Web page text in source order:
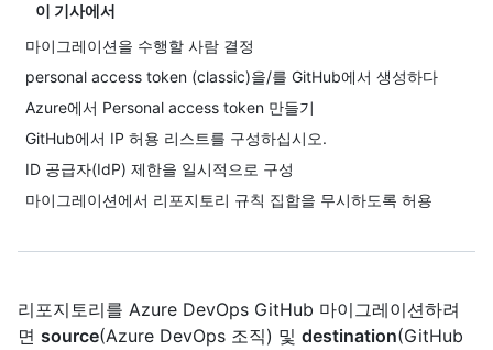
이 기사에서
마이그레이션을 수행할 사람 결정
personal access token (classic)을/를 GitHub에서 생성하다
Azure에서 Personal access token 만들기
GitHub에서 IP 허용 리스트를 구성하십시오.
ID 공급자(IdP) 제한을 일시적으로 구성
마이그레이션에서 리포지토리 규칙 집합을 무시하도록 허용
리포지토리를 Azure DevOps GitHub 마이그레이션하려
면 source(Azure DevOps 조직) 및 destination(GitHub